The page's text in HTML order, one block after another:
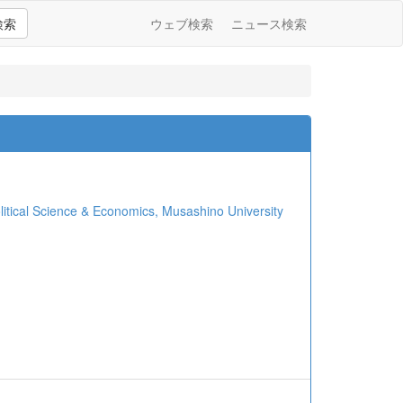
索 ウェブ検索 ニュース検索
Science & Economics, Musashino University